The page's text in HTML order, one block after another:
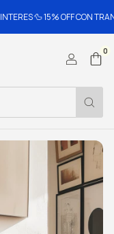
🦆 15% OFF CON
0